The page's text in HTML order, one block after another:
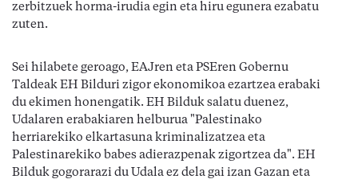
zerbitzuek horma-irudia egin eta hiru egunera ezabatu
zuten.
Sei hilabete geroago, EAJren eta PSEren Gobernu
Taldeak EH Bilduri zigor ekonomikoa ezartzea erabaki
du ekimen honengatik. EH Bilduk salatu duenez,
Udalaren erabakiaren helburua "Palestinako
herriarekiko elkartasuna kriminalizatzea eta
Palestinarekiko babes adierazpenak zigortzea da". EH
Bilduk gogorarazi du Udala ez dela gai izan Gazan eta